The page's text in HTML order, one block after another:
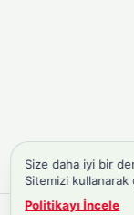
Size daha iyi bir
Sitemizi kullanarak
Politikayı İncele